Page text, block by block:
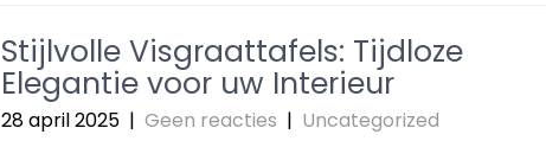
Stijlvolle Visgraattafels: Tijdloze
Elegantie voor uw Interieur
28 april 2025 | Geen reacties | Uncategorized